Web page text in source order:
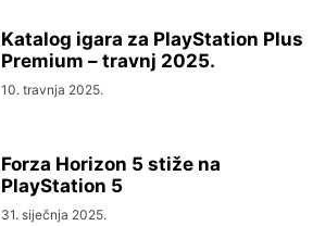
Katalog igara za PlayStation Plus
Premium – travnj 2025.
10. travnja 2025.
Forza Horizon 5 stiže na
PlayStation 5
31. siječnja 2025.